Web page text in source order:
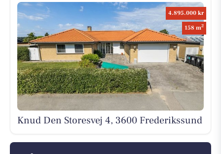
4.895.000 kr
158 m2
Knud Den Storesvej 4, 3600 Frederikssund